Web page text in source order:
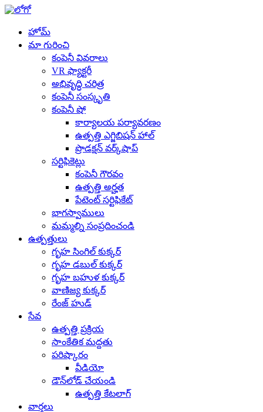
హోమ్
మా గురించి
కంపెనీ వివరాలు
VR ఫ్యాక్టరీ
అభివృద్ధి చరిత్ర
కంపెనీ సంస్కృతి
కంపెనీ షో
కార్యాలయ పర్యావరణం
ఉత్పత్తి ఎగ్జిబిషన్ హాల్
ప్రొడక్షన్ వర్క్‌షాప్
సర్టిఫికెట్లు
కంపెనీ గౌరవం
ఉత్పత్తి అర్హత
పేటెంట్ సర్టిఫికేట్
భాగస్వాములు
మమ్మల్ని సంప్రదించండి
ఉత్పత్తులు
గృహ సింగిల్ కుక్కర్
గృహ డబుల్ కుక్కర్
గృహ బహుళ కుక్కర్
వాణిజ్య కుక్కర్
రేంజ్ హుడ్
సేవ
ఉత్పత్తి ప్రక్రియ
సాంకేతిక మద్దతు
పరిష్కారం
వీడియో
డౌన్‌లోడ్ చేయండి
ఉత్పత్తి కేటలాగ్
వార్తలు